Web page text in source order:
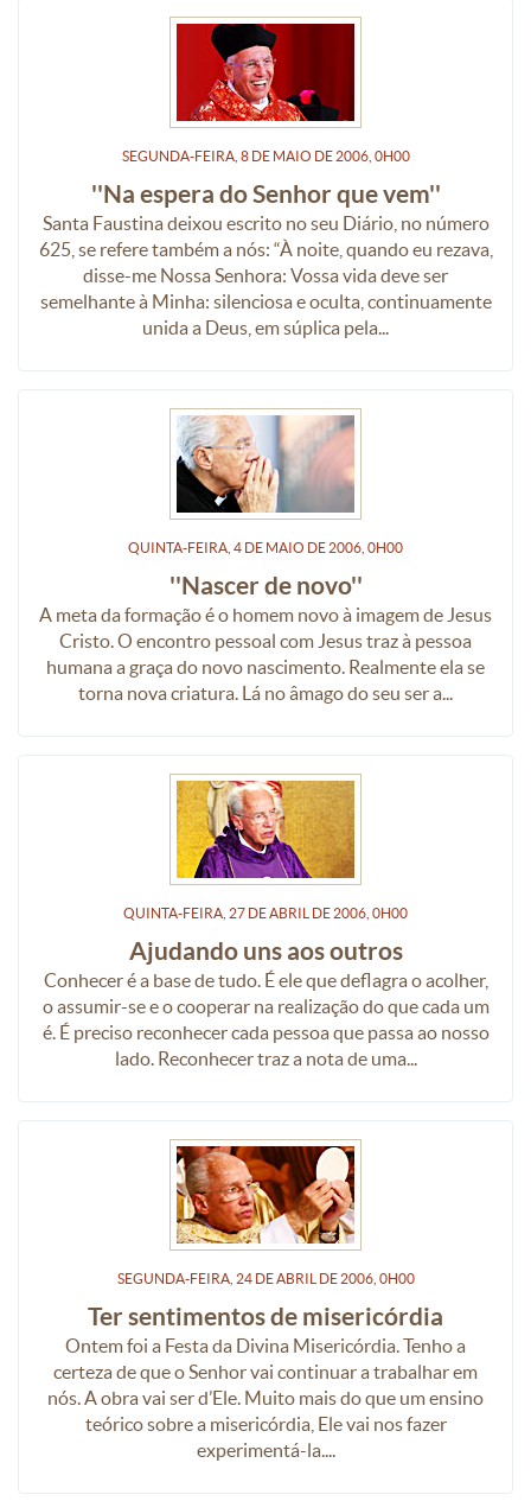
SEGUNDA-FEIRA, 8DEMAIO DE2006, 0H00
''Na espera do Senhor que vem''
Santa Faustina deixou escrito no seu Diário, no número
625, se refere também a nós: “À noite, quando eu rezava,
disse-me Nossa Senhora: Vossa vida deve ser
semelhante à Minha: silenciosa e oculta, continuamente
unida a Deus, em súplica pela...
QUINTA-FEIRA, 4 DE MAIO DE 2006, 0H00
''Nascer de novo''
A meta da formação é o homem novo à imagem de Jesus
Cristo. O encontro pessoal com Jesus traz à pessoa
humana a graça do novo nascimento. Realmente ela se
torna nova criatura. Lá no âmago do seu ser a...
QUINTA-FEIRA, 27 DEABRIL DE 2006, 0H00
Ajudando uns aos outros
Conhecer é a base de tudo. É ele que deflagra o acolher,
o assumir-se e o cooperar na realização do que cada um
é. É preciso reconhecer cada pessoa que passa ao nosso
lado. Reconhecer traz a nota de uma...
SEGUNDA-FEIRA, 24DEABRIL DE2006, 0H00
Ter sentimentos de misericórdia
Ontem foi a Festa da Divina Misericórdia. Tenho a
certeza de que o Senhor vai continuar a trabalhar em
nós. A obra vai ser d’Ele. Muito mais do que um ensino
teórico sobre a misericórdia, Ele vai nos fazer
experimentá-la....